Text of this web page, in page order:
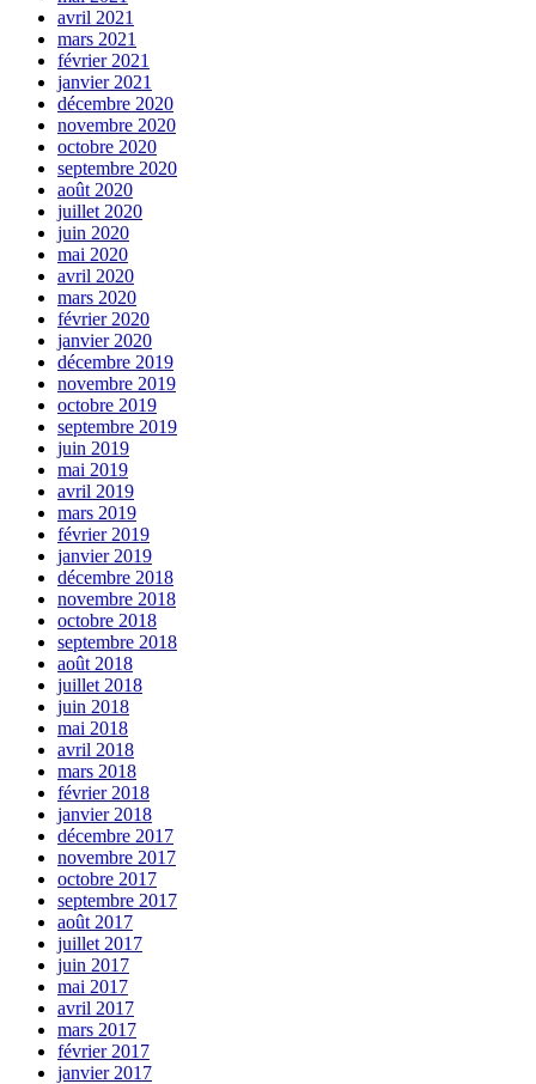
avril 2021
mars 2021
février 2021
janvier 2021
décembre 2020
novembre 2020
octobre 2020
septembre 2020
août 2020
juillet 2020
juin 2020
mai 2020
avril 2020
mars 2020
février 2020
janvier 2020
décembre 2019
novembre 2019
octobre 2019
septembre 2019
juin 2019
mai 2019
avril 2019
mars 2019
février 2019
janvier 2019
décembre 2018
novembre 2018
octobre 2018
septembre 2018
août 2018
juillet 2018
juin 2018
mai 2018
avril 2018
mars 2018
février 2018
janvier 2018
décembre 2017
novembre 2017
octobre 2017
septembre 2017
août 2017
juillet 2017
juin 2017
mai 2017
avril 2017
mars 2017
février 2017
janvier 2017